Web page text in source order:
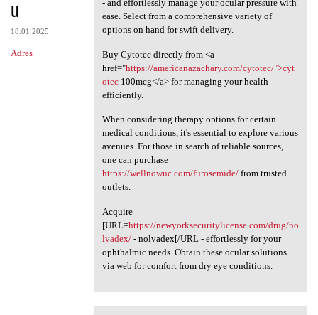
u
18.01.2025
Adres
- and effortlessly manage your ocular pressure with
ease. Select from a comprehensive variety of
options on hand for swift delivery.
Buy Cytotec directly from <a
href="https://americanazachary.com/cytotec/">cyt
otec100mcg</a> for managing your health
efficiently.
When considering therapy options for certain
medical conditions, it's essential to explore various
avenues. For those in search of reliable sources,
one can purchase
https://wellnowuc.com/furosemide/from trusted
outlets.
Acquire
[URL=https://newyorksecuritylicense.com/drug/no
lvadex/- nolvadex[/URL - effortlessly for your
ophthalmic needs. Obtain these ocular solutions
via web for comfort from dry eye conditions.